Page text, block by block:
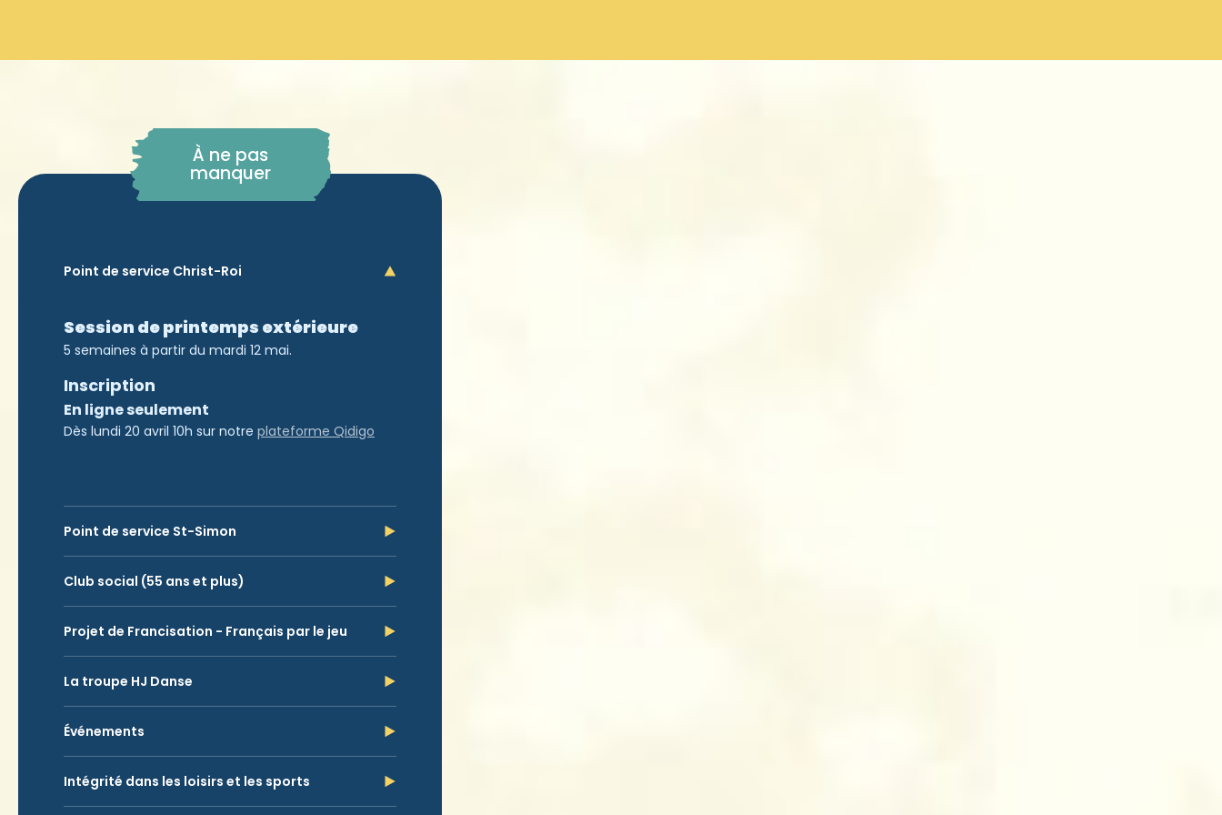
À ne pas
manquer
Point de service Christ-Roi
Session de printemps extérieure
5 semaines à partir du mardi 12 mai.
Inscription
En ligne seulement
Dès lundi 20 avril 10h sur notre plateforme Qidigo
Point de service St-Simon
Club social (55 ans et plus)
Projet de Francisation - Français par le jeu
La troupe HJ Danse
Événements
Intégrité dans les loisirs et les sports